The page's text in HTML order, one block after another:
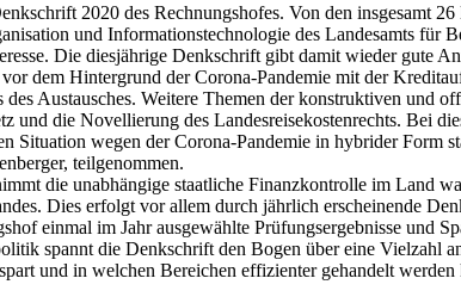
2020 des Rechnungshofes. Von den insgesamt
und Informationstechnologie des Landesamts für
Die diesjährige Denkschrift gibt damit wieder gute
dem Hintergrund der Corona-Pandemie mit der
Austausches. Weitere Themen der konstruktiven und
und die Novellierung des Landesreisekostenrechts. Bei
Situation wegen der Corona-Pandemie in hybrider Form
teilgenommen.
die unabhängige staatliche Finanzkontrolle im Land
Dies erfolgt vor allem durch jährlich erscheinende
einmal im Jahr ausgewählte Prüfungsergebnisse und
spannt die Denkschrift den Bogen über eine
und in welchen Bereichen effizienter gehandelt werden